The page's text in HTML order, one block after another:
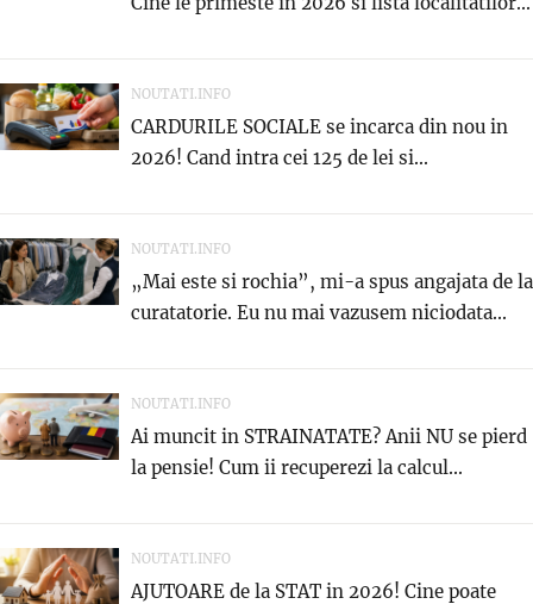
NOUTATI.INFO
CARDURILE SOCIALE se incarca din nou in
2026! Cand intra cei 125 de lei si...
NOUTATI.INFO
„Mai este si rochia”, mi-a spus angajata de la
curatatorie. Eu nu mai vazusem niciodata...
NOUTATI.INFO
Ai muncit in STRAINATATE? Anii NU se pierd
la pensie! Cum ii recuperezi la calcul...
NOUTATI.INFO
AJUTOARE de la STAT in 2026! Cine poate